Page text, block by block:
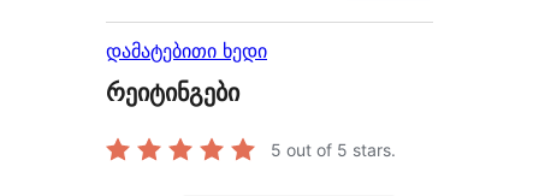
დამატებითი ხედი
რეიტინგები
5 out of 5 stars.